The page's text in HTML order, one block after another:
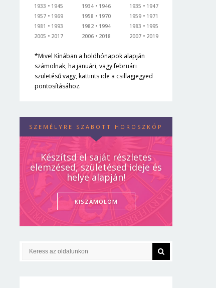
1933
1945
1957
1969
1981
1993
2005
2017
1934
1946
1958
1970
1982
1994
2006
2018
1935
1947
1959
1971
1983
1995
2007
2019
*Mivel Kínában a holdhónapok alapján
számolnak, ha januári, vagy februári
születésű vagy, kattints ide a csillagjegyed
pontosításához.
SZEMÉLYRE SZABOTT HOROSZKÓP
Készítsd el saját részletes
elemzésed, születésed ideje és
helye alapján!
KISZÁMOLOM